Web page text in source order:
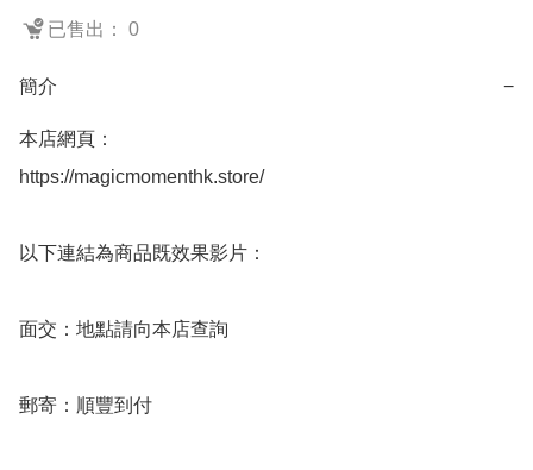
已售出： 0
簡介 −
本店網頁：
https://magicmomenthk.store/
以下連結為商品既效果影片：
面交：地點請向本店查詢
郵寄：順豐到付